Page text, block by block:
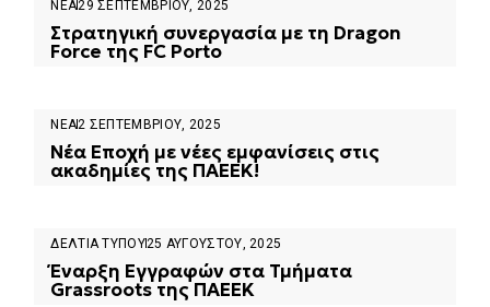
ΝΈΑ29 ΣΕΠΤΕΜΒΡΊΟΥ, 2025
Στρατηγική συνεργασία με τη Dragon
Force της FC Porto
ΝΈΑ2 ΣΕΠΤΕΜΒΡΊΟΥ, 2025
Νέα Εποχή με νέες εμφανίσεις στις
ακαδημίες της ΠΑΕΕΚ!
ΔΕΛΤΊΑ ΤΎΠΟΥ25 ΑΥΓΟΎΣΤΟΥ, 2025
Έναρξη Εγγραφών στα Τμήματα
Grassroots της ΠΑΕΕΚ